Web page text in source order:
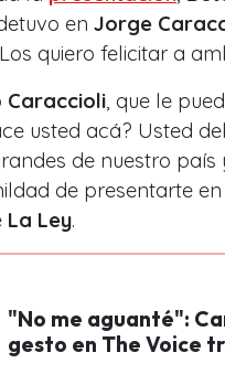
en Jorge
Los quiero felicitar a
Caraccioli , que le
usted acá? Usted
de nuestro
de presentarte
La Ley.
"No me aguanté":
gesto en The Voice